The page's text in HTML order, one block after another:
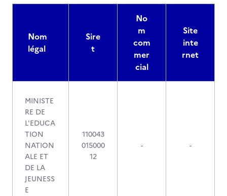
Nom
légal
Sire
t
No
m
com
mer
cial
Site
inte
rnet
MINISTE
RE DE
L'EDUCA
TION
NATION
ALE ET
DE LA
JEUNESS
E
110043
015000
12
- -